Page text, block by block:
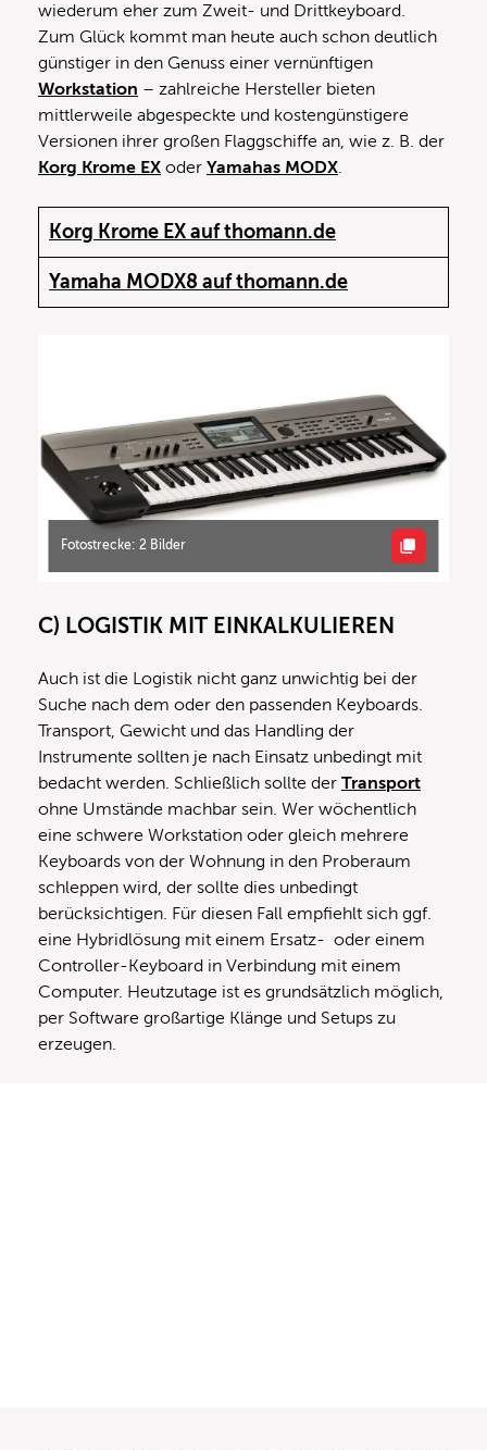
wiederum eher zum Zweit- und Drittkeyboard.
Zum Glück kommt man heute auch schon deutlich
günstiger in den Genuss einer vernünftigen
Workstation – zahlreiche Hersteller bieten
mittlerweile abgespeckte und kostengünstigere
Versionen ihrer großen Flaggschiffe an, wie z. B. der
Korg Krome EX oder Yamahas MODX.
Korg Krome EX auf thomann.de
Yamaha MODX8 auf thomann.de
Fotostrecke: 2 Bilder
C) LOGISTIK MIT EINKALKULIEREN
Auch ist die Logistik nicht ganz unwichtig bei der
Suche nach dem oder den passenden Keyboards.
Transport, Gewicht und das Handling der
Instrumente sollten je nach Einsatz unbedingt mit
bedacht werden. Schließlich sollte der Transport
ohne Umstände machbar sein. Wer wöchentlich
eine schwere Workstation oder gleich mehrere
Keyboards von der Wohnung in den Proberaum
schleppen wird, der sollte dies unbedingt
berücksichtigen. Für diesen Fall empfiehlt sich ggf.
eine Hybridlösung mit einem Ersatz- oder einem
Controller-Keyboard in Verbindung mit einem
Computer. Heutzutage ist es grundsätzlich möglich,
per Software großartige Klänge und Setups zu
erzeugen.